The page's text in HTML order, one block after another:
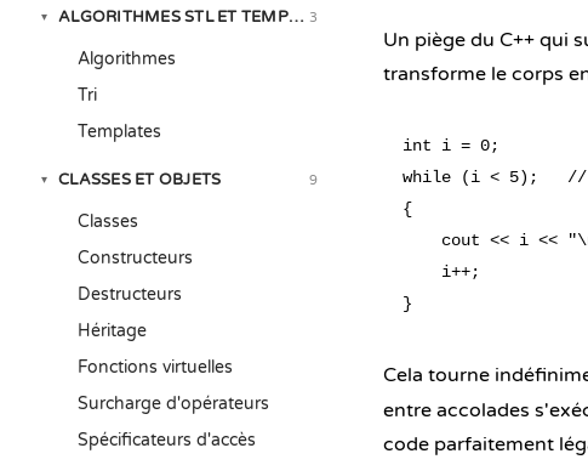
▾ ALGORITHMES STL ET TEMPLATES
3
Algorithmes
Tri
Templates
▾ CLASSES ET OBJETS 9
Classes
Constructeurs
Destructeurs
Héritage
Fonctions virtuelles
Surcharge d'opérateurs
Spécificateurs d'accès
Un piège du C++ qui
transforme le corps
int i = 0;
while (i < 5);   //
{
cout << i <<
    i++;
Cela tourne
entre accolades
code parfaitement